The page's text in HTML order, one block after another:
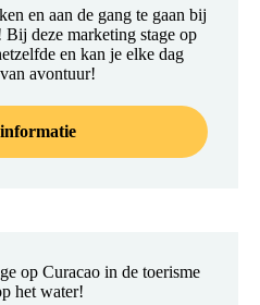
en aan de gang te gaan bij
deze marketing stage op
en kan je elke dag
avontuur!
op Curacao in de toerisme
het water!